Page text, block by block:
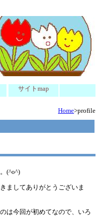
サイトmap
Home>profile
(^o^)
ましてありがとうございま
は今回が初めてなので、いろ